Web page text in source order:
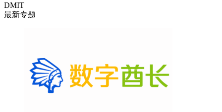
DMIT
最新专题